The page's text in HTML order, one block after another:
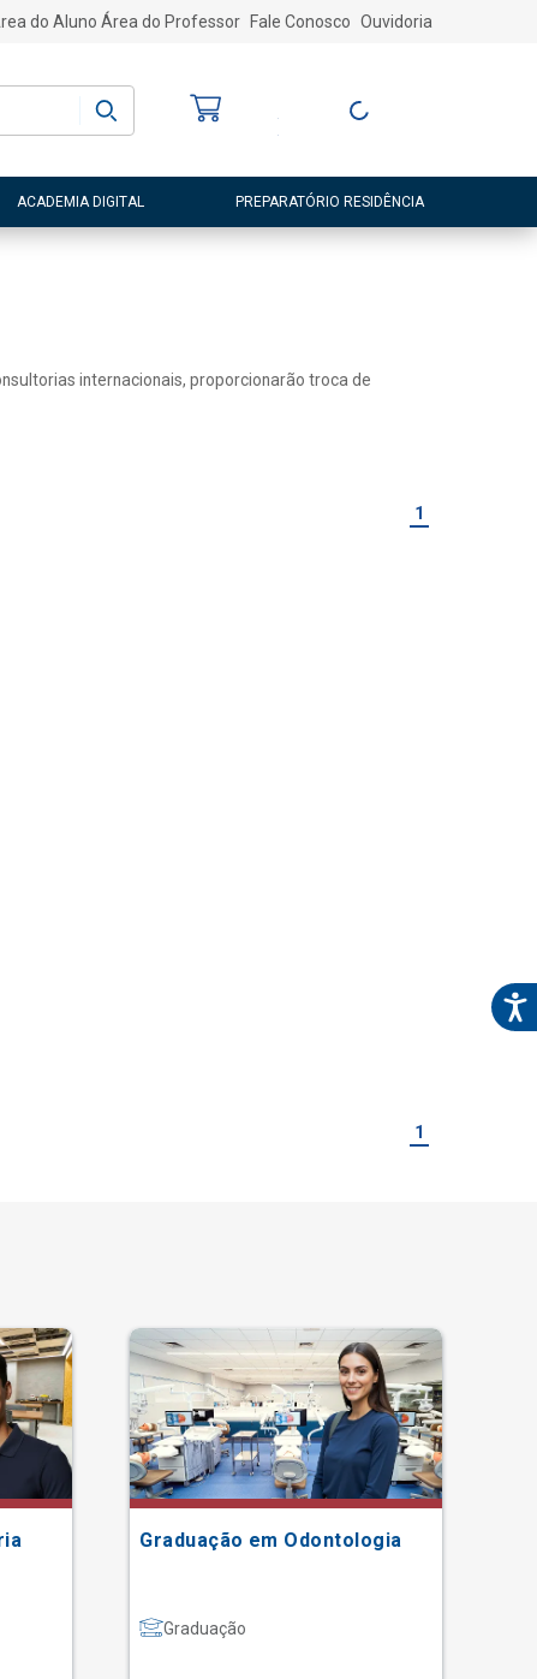
do Aluno Área do Professor Fale Conosco Ouvidoria
Entre ou Cadastre-
ACADEMIA DIGITAL PREPARATÓRIO RESIDÊNCIA
internacionais, proporcionarão troca de
1
1
Graduação em Odontologia
Graduação